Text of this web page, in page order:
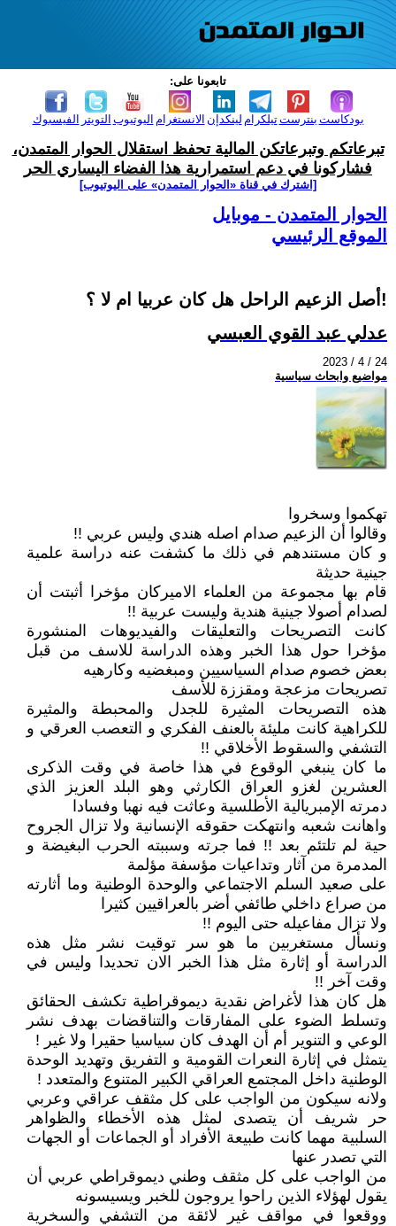
تابعونا على:
الفيسبوك التويتر اليوتيوب الانستغرام لينكدإن تيلكرامبنترست بودكاست
تبرعاتكم وتبرعاتكن المالية تحفظ استقلال الحوار المتمدن،
فشاركونا في دعم استمرارية هذا الفضاء اليساري الحر
[اشترك في قناة ‫«الحوار المتمدن» على اليوتيوب]
الحوار المتمدن - موبايل
الموقع الرئيسي
أصل الزعيم الراحل هل كان عربيا ام لا ؟!
عدلي عبد القوي العبسي
2023 / 4 / 24
مواضيع وابحاث سياسية
تهكموا وسخروا
وقالوا أن الزعيم صدام اصله هندي وليس عربي !!
و كان مستندهم في ذلك ما كشفت عنه دراسة علمية
جينية حديثة
قام بها مجموعة من العلماء الاميركان مؤخرا أثبتت أن
لصدام أصولا جينية هندية وليست عربية !!
كانت التصريحات والتعليقات والفيديوهات المنشورة
مؤخرا حول هذا الخبر وهذه الدراسة للاسف من قبل
بعض خصوم صدام السياسيين ومبغضيه وكارهيه
تصريحات مزعجة ومقززة للأسف
هذه التصريحات المثيرة للجدل والمحبطة والمثيرة
للكراهية كانت مليئة بالعنف الفكري و التعصب العرقي و
التشفي والسقوط الأخلاقي !!
ما كان ينبغي الوقوع في هذا خاصة في وقت الذكرى
العشرين لغزو العراق الكارثي وهو البلد العزيز الذي
دمرته الإمبريالية الأطلسية وعاثت فيه نهبا وفسادا
واهانت شعبه وانتهكت حقوقه الإنسانية ولا تزال الجروح
حية لم تلتئم بعد !! فما جرته وسببته الحرب البغيضة و
المدمرة من آثار وتداعيات مؤسفة مؤلمة
على صعيد السلم الاجتماعي والوحدة الوطنية وما أثارته
من صراع داخلي طائفي أضر بالعراقيين كثيرا
ولا تزال مفاعيله حتى اليوم !!
ونسأل مستغربين ما هو سر توقيت نشر مثل هذه
الدراسة أو إثارة مثل هذا الخبر الان تحديدا وليس في
وقت آخر !!
هل كان هذا لأغراض نقدية ديموقراطية تكشف الحقائق
وتسلط الضوء على المفارقات والتناقضات بهدف نشر
الوعي و التنوير أم أن الهدف كان سياسيا حقيرا ولا غير !
يتمثل في إثارة النعرات القومية و التفريق وتهديد الوحدة
الوطنية داخل المجتمع العراقي الكبير المتنوع والمتعدد !
ولانه سيكون من الواجب على كل مثقف عراقي وعربي
حر شريف أن يتصدى لمثل هذه الأخطاء والظواهر
السلبية مهما كانت طبيعة الأفراد أو الجماعات أو الجهات
التي تصدر عنها
من الواجب على كل مثقف وطني ديموقراطي عربي أن
يقول لهؤلاء الذين راحوا يروجون للخبر ويسيسونه
ووقعوا في مواقف غير لائقة من التشفي والسخرية